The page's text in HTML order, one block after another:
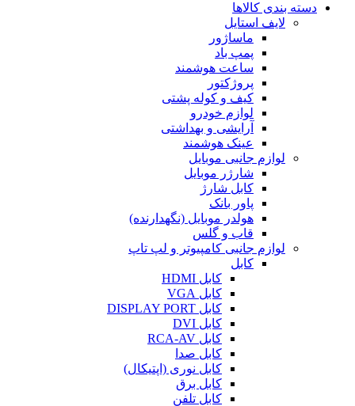
دسته بندی کالاها
لایف استایل
ماساژور
پمپ باد
ساعت هوشمند
پروژکتور
کیف و کوله پشتی
لوازم خودرو
آرایشی و بهداشتی
عینک هوشمند
لوازم جانبی موبایل
شارژر موبایل
کابل شارژ
پاور بانک
هولدر موبایل (نگهدارنده)
قاب و گلس
لوازم جانبی کامپیوتر و لپ تاپ
کابل
کابل HDMI
کابل VGA
کابل DISPLAY PORT
کابل DVI
کابل RCA-AV
کابل صدا
کابل نوری (اپتیکال)
کابل برق
کابل تلفن